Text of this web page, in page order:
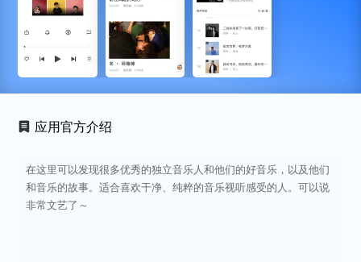
应用官方介绍
在这里可以发现很多优秀的独立音乐人和他们的好音乐，以及他们
和音乐的故事。适合喜欢干净、纯粹的音乐视听感受的人。可以说
非常文艺了～